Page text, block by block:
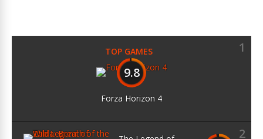
TOP GAMES
1
9.8
Forza Horizon 4
2